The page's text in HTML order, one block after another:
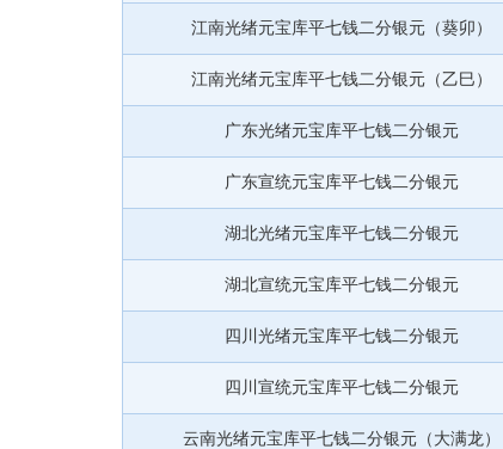
江南光绪元宝库平七钱二分银元（葵卯）
江南光绪元宝库平七钱二分银元（乙巳）
广东光绪元宝库平七钱二分银元
广东宣统元宝库平七钱二分银元
湖北光绪元宝库平七钱二分银元
湖北宣统元宝库平七钱二分银元
四川光绪元宝库平七钱二分银元
四川宣统元宝库平七钱二分银元
云南光绪元宝库平七钱二分银元（大满龙）